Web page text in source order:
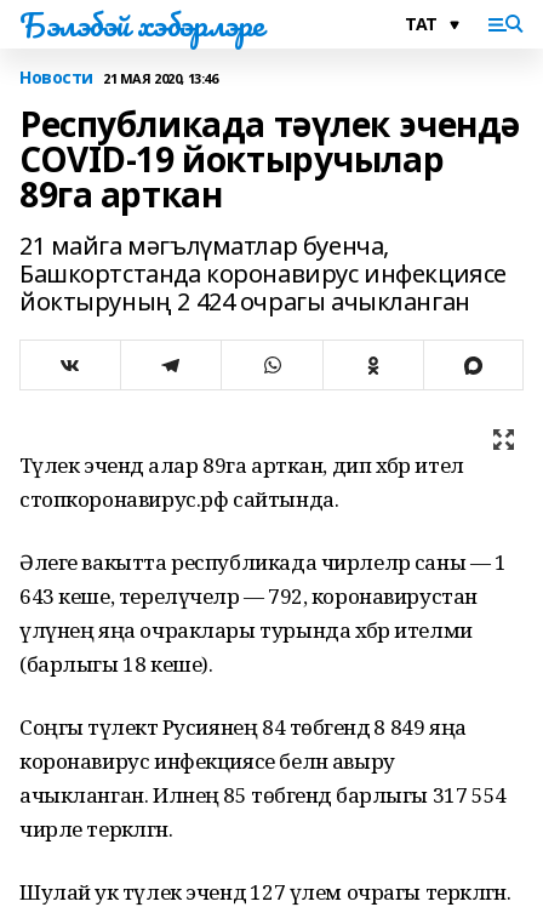
Бэлэбэй хэбэрлэре
Новости 21 МАЯ 2020, 13:46
Республикада тәүлек эчендә
COVID-19 йоктыручылар
89га арткан
21 майга мәгълүматлар буенча,
Башкортстанда коронавирус инфекциясе
йоктыруның 2 424 очрагы ачыкланган
Тәүлек эчендә алар 89га арткан, дип хәбәр ителә
стопкоронавирус.рф сайтында.
Әлеге вакытта республикада чирлеләр саны — 1
643 кеше, терелүчеләр — 792, коронавирустан
үлүнең яңа очраклары турында хәбәр ителми
(барлыгы 18 кеше).
Соңгы тәүлектә Русиянең 84 төбәгендә 8 849 яңа
коронавирус инфекциясе белән авыру
ачыкланган. Илнең 85 төбәгендә барлыгы 317 554
чирле теркәлгән.
Шулай ук тәүлек эчендә 127 үлем очрагы теркәлгән.